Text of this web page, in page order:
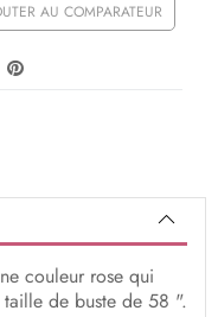
AU COMPARATEUR
couleur rose qui
de buste de 58 ".